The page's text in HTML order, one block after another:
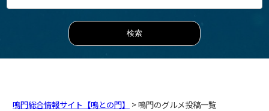
鳴門総合情報サイト【鳴との門】 > 鳴門のグルメ投稿一覧